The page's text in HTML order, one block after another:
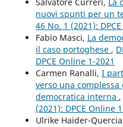
nuovi spunti per un
46 No. 1 (2021):
Fabio Masci, La
il caso portoghese ,
DPCE Online 1-2021
Carmen Ranalli, I
verso una
democratica interna ,
(2021): DPCE Online
Ulrike Haider-